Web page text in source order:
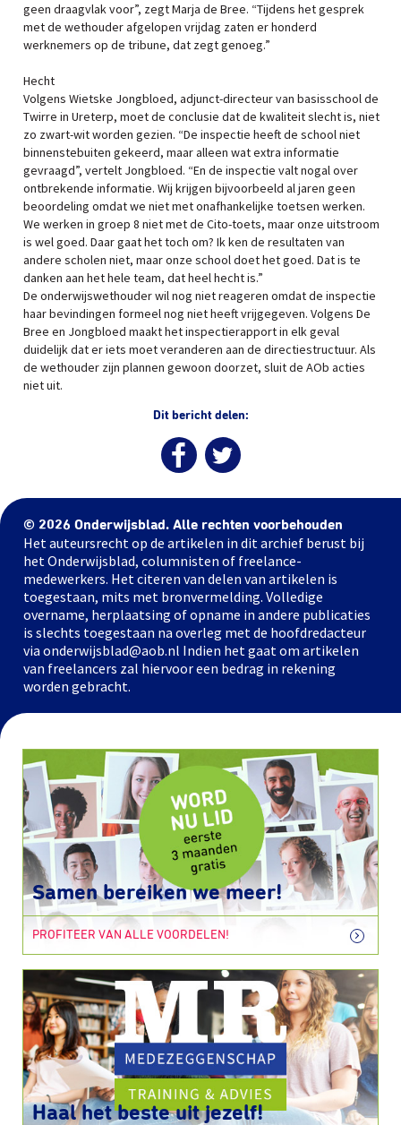
geen draagvlak voor”, zegt Marja de Bree. “Tijdens het gesprek
met de wethouder afgelopen vrijdag zaten er honderd
werknemers op de tribune, dat zegt genoeg.”
Hecht
Volgens Wietske Jongbloed, adjunct-directeur van basisschool de
Twirre in Ureterp, moet de conclusie dat de kwaliteit slecht is, niet
zo zwart-wit worden gezien. “De inspectie heeft de school niet
binnenstebuiten gekeerd, maar alleen wat extra informatie
gevraagd”, vertelt Jongbloed. “En de inspectie valt nogal over
ontbrekende informatie. Wij krijgen bijvoorbeeld al jaren geen
beoordeling omdat we niet met onafhankelijke toetsen werken.
We werken in groep 8 niet met de Cito-toets, maar onze uitstroom
is wel goed. Daar gaat het toch om? Ik ken de resultaten van
andere scholen niet, maar onze school doet het goed. Dat is te
danken aan het hele team, dat heel hecht is.”
De onderwijswethouder wil nog niet reageren omdat de inspectie
haar bevindingen formeel nog niet heeft vrijgegeven. Volgens De
Bree en Jongbloed maakt het inspectierapport in elk geval
duidelijk dat er iets moet veranderen aan de directiestructuur. Als
de wethouder zijn plannen gewoon doorzet, sluit de AOb acties
niet uit.
Dit bericht delen:
© 2026 Onderwijsblad. Alle rechten voorbehouden
Het auteursrecht op de artikelen in dit archief berust bij
het Onderwijsblad, columnisten of freelance-
medewerkers. Het citeren van delen van artikelen is
toegestaan, mits met bronvermelding. Volledige
overname, herplaatsing of opname in andere publicaties
is slechts toegestaan na overleg met de hoofdredacteur
via onderwijsblad@aob.nl Indien het gaat om artikelen
van freelancers zal hiervoor een bedrag in rekening
worden gebracht.
Samen bereiken we meer!
PROFITEER VAN ALLE VOORDELEN!
Haal het beste uit jezelf!